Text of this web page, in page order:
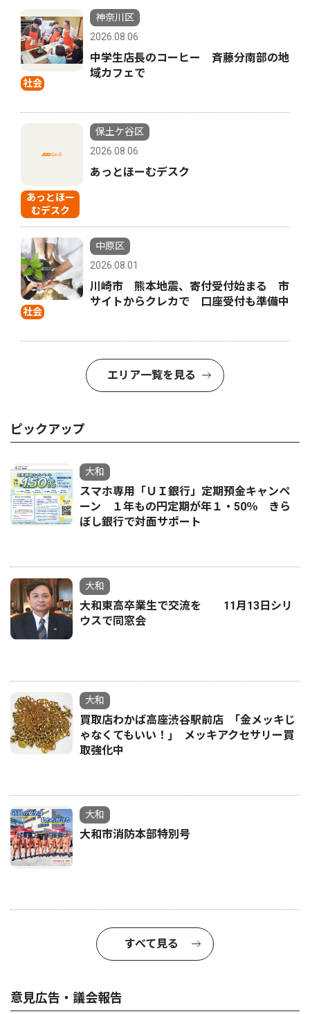
社会
神奈川区
2026.08.06
中学生店長のコーヒー 斉藤分南部の地
域カフェで
あっとほー
むデスク
保土ケ谷区
2026.08.06
あっとほーむデスク
社会
中原区
2026.08.01
川崎市 熊本地震、寄付受付始まる 市
サイトからクレカで 口座受付も準備中
エリア一覧を見る
ピックアップ
大和
スマホ専用「ＵＩ銀行」定期預金キャンペ
ーン １年もの円定期が年１・50％ きら
ぼし銀行で対面サポート
大和
大和東高卒業生で交流を 11月13日シリ
ウスで同窓会
大和
買取店わかば高座渋谷駅前店 ｢金メッキじ
ゃなくてもいい！｣ メッキアクセサリー買
取強化中
大和
大和市消防本部特別号
すべて見る
意見広告・議会報告